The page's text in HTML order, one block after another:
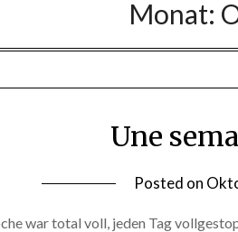
Monat:
Une
Posted on
war total voll, jeden Tag